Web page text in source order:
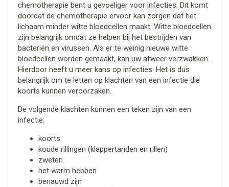
chemotherapie bent u gevoeliger voor infecties. Dit komt
doordat de chemotherapie ervoor kan zorgen dat het
lichaam minder witte bloedcellen maakt. Witte bloedcellen
zijn belangrijk omdat ze helpen bij het bestrijden van
bacteriën en virussen. Als er te weinig nieuwe witte
bloedcellen worden gemaakt, kan uw afweer verzwakken.
Hierdoor heeft u meer kans op infecties. Het is dus
belangrijk om te letten op klachten van een infectie die
koorts kunnen veroorzaken.
De volgende klachten kunnen een teken zijn van een
infectie:
koorts
koude rillingen (klappertanden en rillen)
zweten
het warm hebben
benauwd zijn